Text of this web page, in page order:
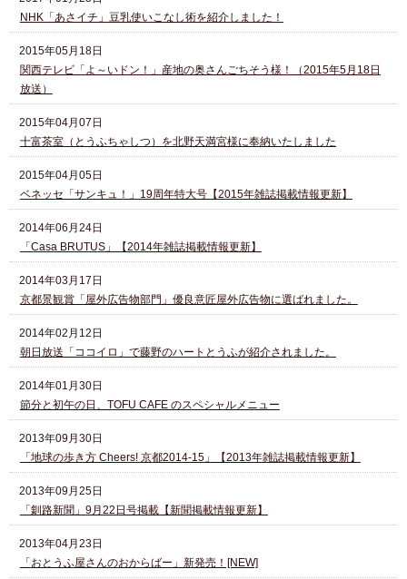
NHK「あさイチ」豆乳使いこなし術を紹介しました！
2015年05月18日
関西テレビ「よ～いドン！」産地の奥さんごちそう様！（2015年5月18日
放送）
2015年04月07日
十富茶室（とうふちゃしつ）を北野天満宮様に奉納いたしました
2015年04月05日
ベネッセ「サンキュ！」19周年特大号【2015年雑誌掲載情報更新】
2014年06月24日
「Casa BRUTUS」【2014年雑誌掲載情報更新】
2014年03月17日
京都景観賞「屋外広告物部門」優良意匠屋外広告物に選ばれました。
2014年02月12日
朝日放送「ココイロ」で藤野のハートとうふが紹介されました。
2014年01月30日
節分と初午の日、TOFU CAFE のスペシャルメニュー
2013年09月30日
「地球の歩き方 Cheers! 京都2014-15」【2013年雑誌掲載情報更新】
2013年09月25日
「釧路新聞」9月22日号掲載【新聞掲載情報更新】
2013年04月23日
「おとうふ屋さんのおからばー」新発売！[NEW]